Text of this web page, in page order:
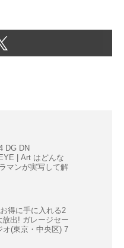
DG DN
| Art はどんな
マンが実写して解
得に手に入れる2
放出! ガレージセー
オ(東京・中央区) 7